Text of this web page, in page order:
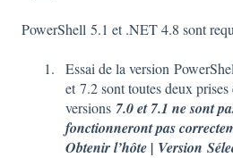
PowerShell 5.1 et .NET 4.8 sont
Essai de la version
et 7.2 sont toutes deux
versions 7.0 et 7.1 ne sont
fonctionneront pas
Obtenir l’hôte | Version